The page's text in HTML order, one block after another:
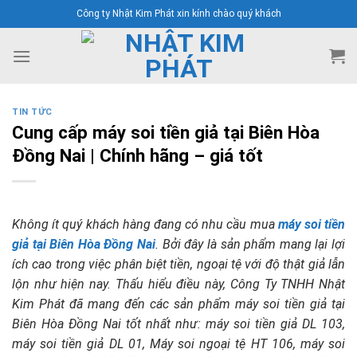
to
content
Công ty Nhật Kim Phát xin kính chào quý khách
TIN TỨC
Cung cấp máy soi tiền giả tại Biên Hòa
Đồng Nai | Chính hãng – giá tốt
Không ít quý khách hàng đang có nhu cầu mua máy soi tiền
giả tại Biên Hòa Đồng Nai. Bởi đây là sản phẩm mang lại lợi
ích cao trong việc phân biệt tiền, ngoại tệ với độ thật giả lẫn
lộn như hiện nay. Thấu hiểu điều này, Công Ty TNHH Nhật
Kim Phát đã mang đến các sản phẩm máy soi tiền giả tại
Biên Hòa Đồng Nai tốt nhất như: máy soi tiền giả DL 103,
máy soi tiền giả DL 01, Máy soi ngoại tệ HT 106, máy soi